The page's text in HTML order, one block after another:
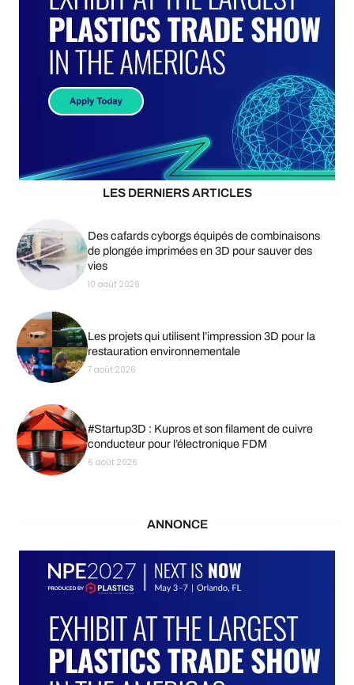
LES DERNIERS ARTICLES
Des cafards cyborgs équipés de combinaisons
de plongée imprimées en 3D pour sauver des
vies
10 août 2026
Les projets qui utilisent l’impression 3D pour la
restauration environnementale
7 août 2026
#Startup3D : Kupros et son filament de cuivre
conducteur pour l’électronique FDM
6 août 2026
ANNONCE